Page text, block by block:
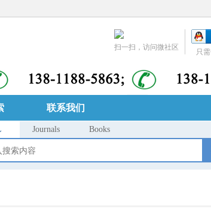
只
扫一扫，访问微社区
联系我们
Journals Books